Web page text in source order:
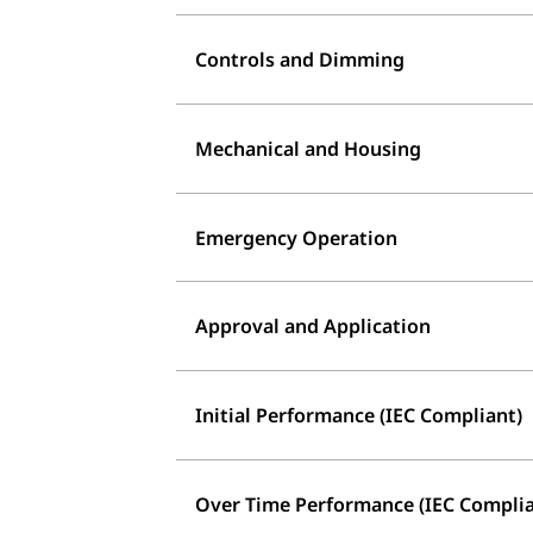
Controls and Dimming
Mechanical and Housing
Emergency Operation
Approval and Application
Initial Performance (IEC Compliant)
Over Time Performance (IEC